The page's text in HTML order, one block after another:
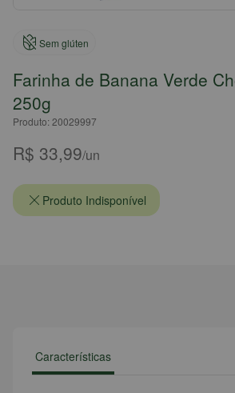
Sem glúten
Farinha de Banana Verde
250g
Produto: 20029997
R$ 33,99/un
Produto Indisponível
Características